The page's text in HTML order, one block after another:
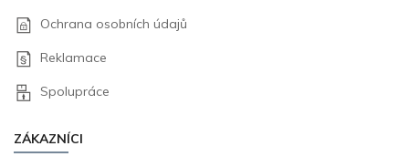
Ochrana osobních údajů
Reklamace
Spolupráce
ZÁKAZNÍCI